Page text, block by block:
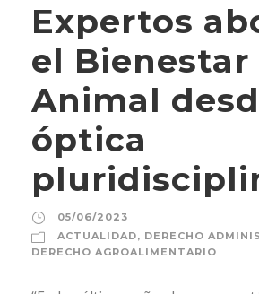
Expertos
el Bienestar
Animal
óptica
05/06/2023
ACTUALIDAD, DERECHO
DERECHO AGROALIMENTARIO